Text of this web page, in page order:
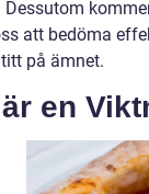
Dessutom
att bedöma
på ämnet.
en